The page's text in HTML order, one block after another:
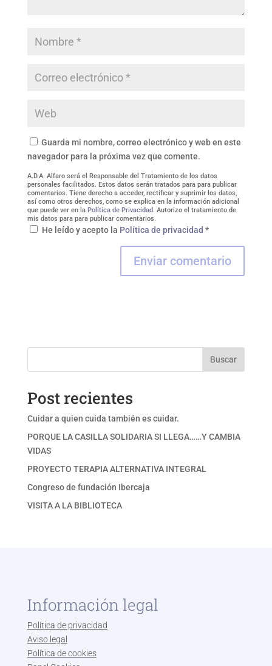
Guarda mi nombre, correo electrónico y web en este
navegador para la próxima vez que comente.
A.D.A. Alfaro será el Responsable del Tratamiento de los datos
personales facilitados. Estos datos serán tratados para para publicar
comentarios. Tiene derecho a acceder, rectificar y suprimir los datos,
así como otros derechos, como se explica en la información adicional
que puede ver en la Política de Privacidad. Autorizo el tratamiento de
mis datos para para publicar comentarios.
He leído y acepto la Política de privacidad *
Buscar
Post recientes
Cuidar a quien cuida también es cuidar.
PORQUE LA CASILLA SOLIDARIA SI LLEGA……Y CAMBIA
VIDAS
PROYECTO TERAPIA ALTERNATIVA INTEGRAL
Congreso de fundación Ibercaja
VISITA A LA BIBLIOTECA
Información legal
Política de privacidad
Aviso legal
Política de cookies